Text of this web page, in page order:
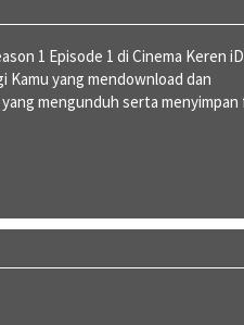
1 Episode 1 di Cinema Keren
Kamu yang mendownload dan
mengunduh serta menyimpan